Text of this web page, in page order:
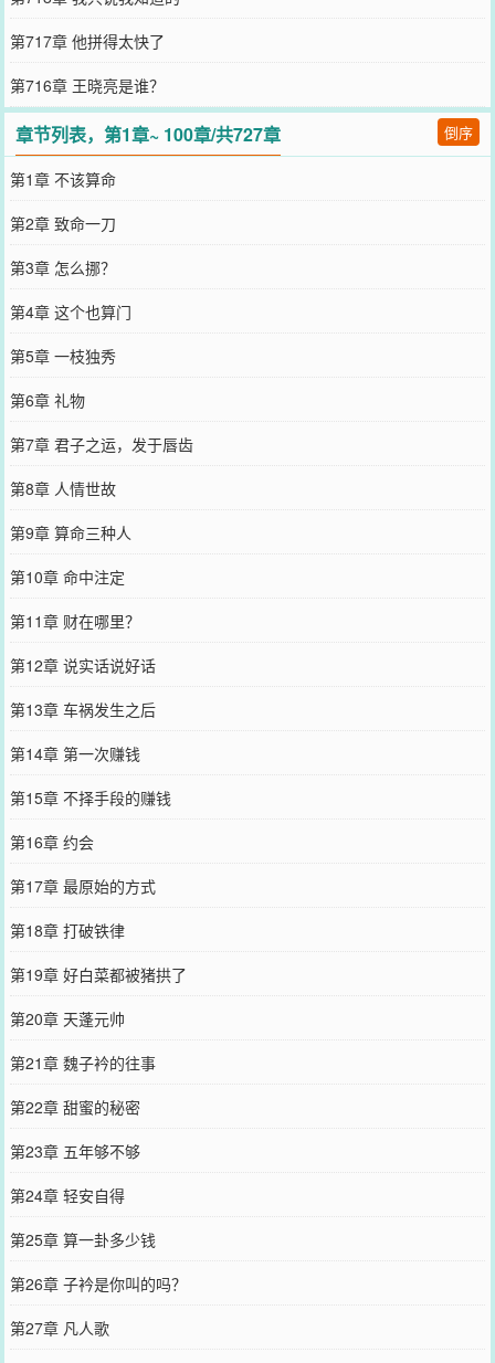
第717章 他拼得太快了
第716章 王晓亮是谁？
章节列表，第1章~ 100章/共727章 倒序
第1章 不该算命
第2章 致命一刀
第3章 怎么挪？
第4章 这个也算门
第5章 一枝独秀
第6章 礼物
第7章 君子之运，发于唇齿
第8章 人情世故
第9章 算命三种人
第10章 命中注定
第11章 财在哪里？
第12章 说实话说好话
第13章 车祸发生之后
第14章 第一次赚钱
第15章 不择手段的赚钱
第16章 约会
第17章 最原始的方式
第18章 打破铁律
第19章 好白菜都被猪拱了
第20章 天蓬元帅
第21章 魏子衿的往事
第22章 甜蜜的秘密
第23章 五年够不够
第24章 轻安自得
第25章 算一卦多少钱
第26章 子衿是你叫的吗？
第27章 凡人歌